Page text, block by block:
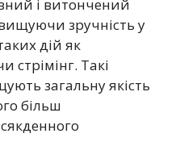
і витончений
зручність у
дій як
стрімінг. Такі
загальну якість
більш